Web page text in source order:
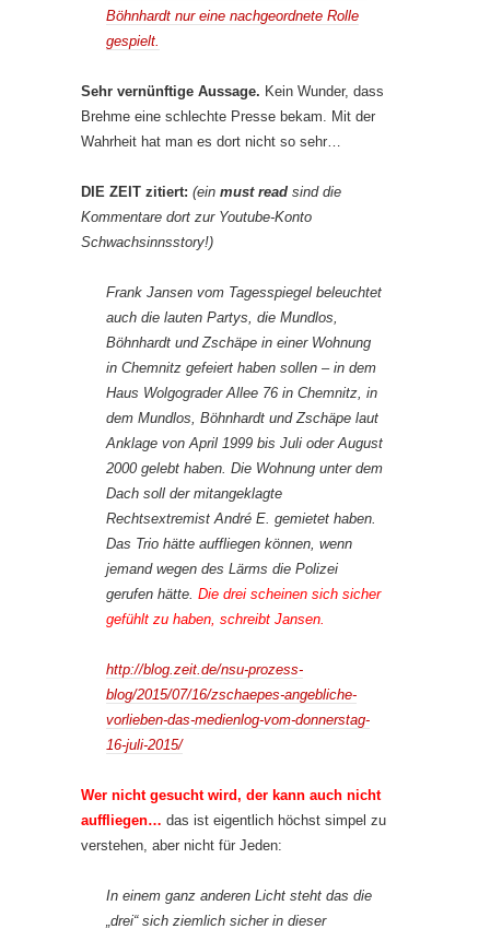
Böhnhardt nur eine nachgeordnete Rolle
gespielt.
Sehr vernünftige Aussage. Kein Wunder, dass
Brehme eine schlechte Presse bekam. Mit der
Wahrheit hat man es dort nicht so sehr…
DIE ZEIT zitiert: (ein must read sind die
Kommentare dort zur Youtube-Konto
Schwachsinnsstory!)
Frank Jansen vom Tagesspiegel beleuchtet
auch die lauten Partys, die Mundlos,
Böhnhardt und Zschäpe in einer Wohnung
in Chemnitz gefeiert haben sollen – in dem
Haus Wolgograder Allee 76 in Chemnitz, in
dem Mundlos, Böhnhardt und Zschäpe laut
Anklage von April 1999 bis Juli oder August
2000 gelebt haben. Die Wohnung unter dem
Dach soll der mitangeklagte
Rechtsextremist André E. gemietet haben.
Das Trio hätte auffliegen können, wenn
jemand wegen des Lärms die Polizei
gerufen hätte. Die drei scheinen sich sicher
gefühlt zu haben, schreibt Jansen.
http://blog.zeit.de/nsu-prozess-
blog/2015/07/16/zschaepes-angebliche-
vorlieben-das-medienlog-vom-donnerstag-
16-juli-2015/
Wer nicht gesucht wird, der kann auch nicht
auffliegen… das ist eigentlich höchst simpel zu
verstehen, aber nicht für Jeden:
In einem ganz anderen Licht steht das die
„drei“ sich ziemlich sicher in dieser